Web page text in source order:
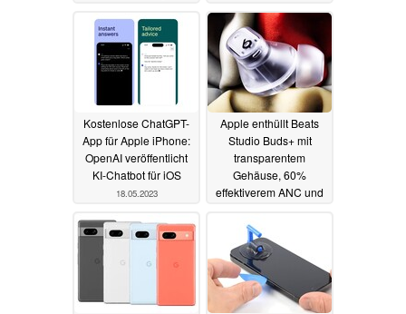
Kostenlose ChatGPT-
App für Apple iPhone:
OpenAI veröffentlicht
KI-Chatbot für iOS
18.05.2023
Apple enthüllt Beats
Studio Buds+ mit
transparentem
Gehäuse, 60%
effektiverem ANC und